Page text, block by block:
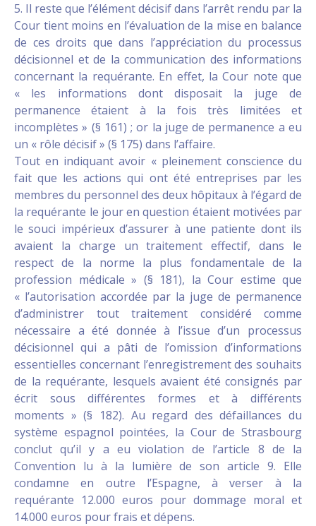
5. Il reste que l’élément décisif dans l’arrêt rendu par la
Cour tient moins en l’évaluation de la mise en balance
de ces droits que dans l’appréciation du processus
décisionnel et de la communication des informations
concernant la requérante. En effet, la Cour note que
« les informations dont disposait la juge de
permanence étaient à la fois très limitées et
incomplètes » (§ 161) ; or la juge de permanence a eu
un « rôle décisif » (§ 175) dans l’affaire.
Tout en indiquant avoir « pleinement conscience du
fait que les actions qui ont été entreprises par les
membres du personnel des deux hôpitaux à l’égard de
la requérante le jour en question étaient motivées par
le souci impérieux d’assurer à une patiente dont ils
avaient la charge un traitement effectif, dans le
respect de la norme la plus fondamentale de la
profession médicale » (§ 181), la Cour estime que
« l’autorisation accordée par la juge de permanence
d’administrer tout traitement considéré comme
nécessaire a été donnée à l’issue d’un processus
décisionnel qui a pâti de l’omission d’informations
essentielles concernant l’enregistrement des souhaits
de la requérante, lesquels avaient été consignés par
écrit sous différentes formes et à différents
moments » (§ 182). Au regard des défaillances du
système espagnol pointées, la Cour de Strasbourg
conclut qu’il y a eu violation de l’article 8 de la
Convention lu à la lumière de son article 9. Elle
condamne en outre l’Espagne, à verser à la
requérante 12.000 euros pour dommage moral et
14.000 euros pour frais et dépens.